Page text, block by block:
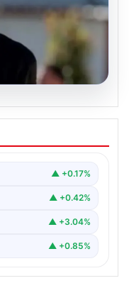
bıçakla
gözaltı
▲ +0.17%
▲ +0.42%
▲ +3.04%
▲ +0.85%